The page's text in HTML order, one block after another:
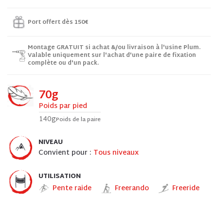
Port offert dès 150€
Montage GRATUIT si achat &/ou livraison à l'usine Plum.
Valable uniquement sur l'achat d'une paire de fixation
complète ou d'un pack.
70g
Poids par pied
140gPoids de la paire
NIVEAU
Convient pour : Tous niveaux
UTILISATION
Pente raide Freerando
Freeride